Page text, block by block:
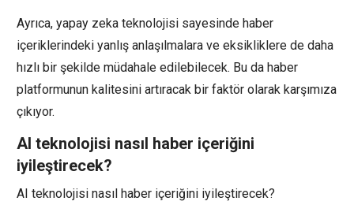
Ayrıca, yapay zeka teknolojisi sayesinde haber
içeriklerindeki yanlış anlaşılmalara ve eksikliklere de daha
hızlı bir şekilde müdahale edilebilecek. Bu da haber
platformunun kalitesini artıracak bir faktör olarak karşımıza
çıkıyor.
AI teknolojisi nasıl haber içeriğini
iyileştirecek?
AI teknolojisi nasıl haber içeriğini iyileştirecek?